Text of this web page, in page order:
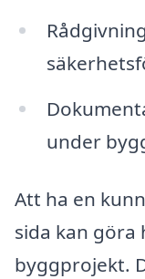
under
Att ha en
sida kan göra
byggprojekt.